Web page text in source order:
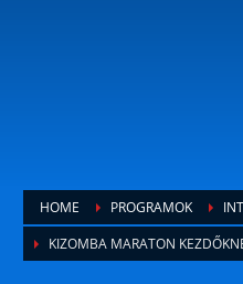
HOME PROGRAMOK
KIZOMBA MARATON